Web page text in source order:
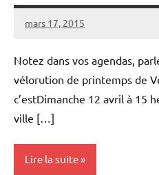
mars 17, 2015
Vélocité
Aucun
Notez dans vos agendas,
vélorution de printemps de
c’estDimanche 12 avril à 15
ville […]
Lire la suite